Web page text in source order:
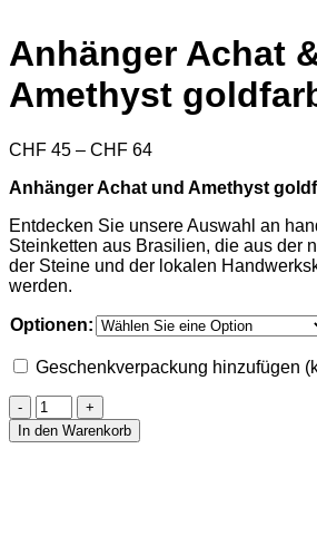
Anhänger Achat
Amethyst
CHF 45 – CHF 64Preisspanne:
bis
Anhänger Achat und Amethyst
Entdecken Sie unsere Auswahl an
Steinketten aus Brasilien, die aus der
der Steine und der lokalen
werden.
Optionen:
Geschenkverpackung hinzufügen
Anhänger
Achat
&
In den Warenkorb